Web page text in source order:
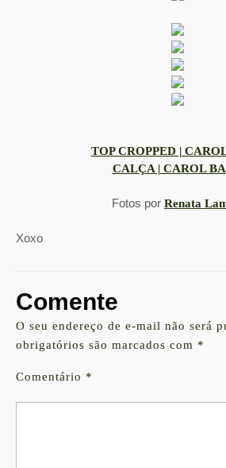
TOP CROPPED |
CALÇA | CAROL
Fotos por Renata
Xoxo
Comente
O seu endereço de e-mail não será
obrigatórios são marcados com *
Comentário *